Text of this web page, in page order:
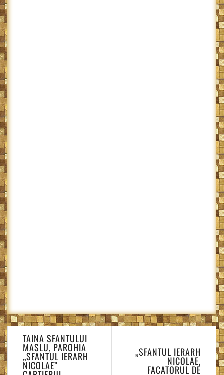
Navigare
în
articole
TAINA SFANTULUI
MASLU, PAROHIA
„SFANTUL IERARH
NICOLAE”
„SFANTUL IERARH
NICOLAE,
FACATORUL DE